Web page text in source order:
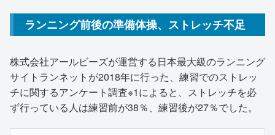
ランニング前後の準備体操、ストレッチ不足
株式会社アールビーズが運営する日本最大級のランニング
サイトランネットが2018年に行った、練習でのストレッ
チに関するアンケート調査※1によると、ストレッチを必
ず行っている人は練習前が38％、練習後が27％でした。